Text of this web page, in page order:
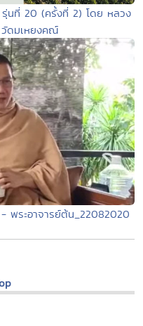
รุ่นที่ 20 (ครั้งที่ 2) โดย หลวง
ดมเหยงคณ์
พระอาจารย์ต้น_22082020